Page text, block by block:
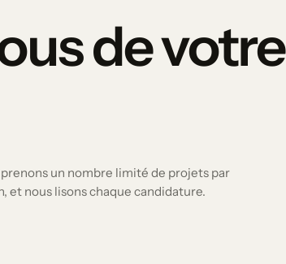
de votre
prenons un nombre limité de projets par
et nous lisons chaque candidature.